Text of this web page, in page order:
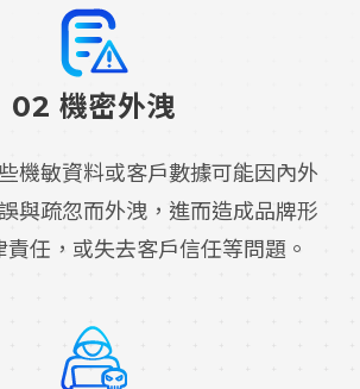
02 機密外洩
機敏資料或客戶數據可能因內外
與疏忽而外洩，進而造成品牌形
任，或失去客戶信任等問題。